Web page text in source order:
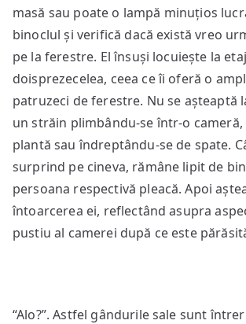
masă sau poate o lampă minuțios
binoclul și verifică dacă există vreo
pe la ferestre. El însuși locuiește la
doisprezecelea, ceea ce îi oferă o
patruzeci de ferestre. Nu se așteaptă
un străin plimbându-se într-o cameră,
plantă sau îndreptându-se de spate.
surprind pe cineva, rămâne lipit de
persoana respectivă pleacă. Apoi
întoarcerea ei, reflectând asupra
pustiu al camerei după ce este
“Alo?”. Astfel gândurile sale sunt